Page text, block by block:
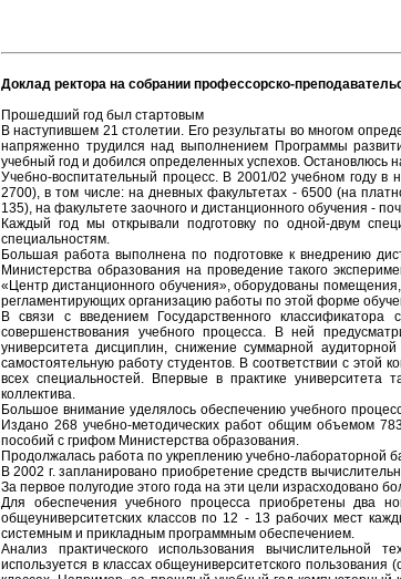
Доклад ректора на собрании профессорско-
Прошедший год был стартовым
В наступившем 21 столетии. Его результаты во многом
напряженно трудился над выполнением Программы
учебный год и добился определенных успехов. Остановлюсь
Учебно-воспитательный процесс. В 2001/02 учебном году
2700), в том числе: на дневных факультетах - 6500 (на
135), на факультете заочного и дистанционного обучения -
Каждый год мы открывали подготовку по одной-двум
специальностям.
Большая работа выполнена по подготовке к внедрению
Министерства образования на проведение такого
«Центр дистанционного обучения», оборудованы
регламентирующих организацию работы по этой форме
В связи с введением Государственного
совершенствования учебного процесса. В ней
университета дисциплин, снижение суммарной
самостоятельную работу студентов. В соответствии с
всех специальностей. Впервые в практике университета
коллектива.
Большое внимание уделялось обеспечению учебного
Издано 268 учебно-методических работ общим объемом
пособий с грифом Министерства образования.
Продолжалась работа по укреплению учебно-лабораторной
В 2002 г. запланировано приобретение средств
За первое полугодие этого года на эти цели израсходовано
Для обеспечения учебного процесса приобретены два
общеуниверситетских классов по 12 - 13 рабочих мест
системным и прикладным программным обеспечением.
Анализ практического использования
используется в классах общеуниверситетского